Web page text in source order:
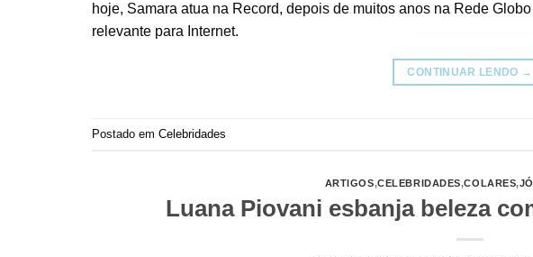
hoje, Samara atua na Record, depois de muitos anos na Rede
relevante para Internet.
CONTINUAR LENDO →
Postado em Celebridades
ARTIGOS,CELEBRIDADES,COLARES,
Luana Piovani esbanja beleza